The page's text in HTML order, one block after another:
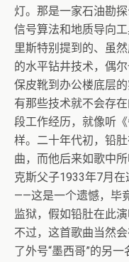
灯。那是一家石油勘
信号算法和地质导向
里斯特别提到的、虽
的水平钻井技术，偶
保皮靴到办公楼底层
有那些技术就不会存
段工作经历，就像听
样。二十年代初，铅
曲，而他后来如歌中
克斯父子1933年7月
——这是一个遗憾，毕
监狱，假如铅肚在此
不过，这首歌曲当然
了外号“墨西哥”的另